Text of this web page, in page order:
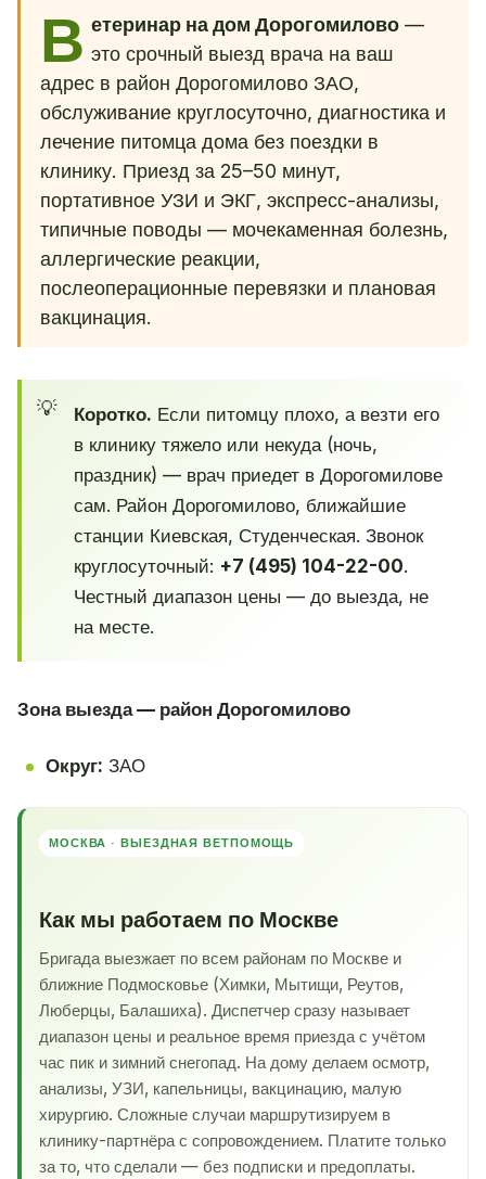
В етеринар на дом Дорогомилово—
это срочный выезд врача на ваш
адрес в район Дорогомилово ЗАО,
обслуживание круглосуточно, диагностика и
лечение питомца дома без поездки в
клинику. Приезд за 25–50 минут,
портативное УЗИ и ЭКГ, экспресс-анализы,
типичные поводы — мочекаменная болезнь,
аллергические реакции,
послеоперационные перевязки и плановая
вакцинация.
Коротко. Если питомцу плохо, а везти его
в клинику тяжело или некуда (ночь,
праздник) — врач приедет в Дорогомилове
сам. Район Дорогомилово, ближайшие
станции Киевская, Студенческая. Звонок
круглосуточный: +7 (495) 104-22-00.
Честный диапазон цены — до выезда, не
на месте.
Зона выезда — район Дорогомилово
Округ: ЗАО
МОСКВА · ВЫЕЗДНАЯ ВЕТПОМОЩЬ
Как мы работаем по Москве
Бригада выезжает по всем районам по Москве и
ближние Подмосковье (Химки, Мытищи, Реутов,
Люберцы, Балашиха). Диспетчер сразу называет
диапазон цены и реальное время приезда с учётом
час пик и зимний снегопад. На дому делаем осмотр,
анализы, УЗИ, капельницы, вакцинацию, малую
хирургию. Сложные случаи маршрутизируем в
клинику-партнёра с сопровождением. Платите только
за то, что сделали — без подписки и предоплаты.